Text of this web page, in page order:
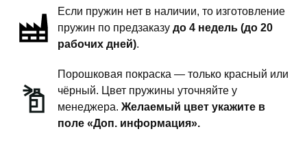
дюйма
комфорт
Если пружин нет в наличии, то изготовление
пружин по предзаказу до 4 недель (до 20
рабочих дней).
Порошковая покраска — только красный или
чёрный. Цвет пружины уточняйте у
менеджера. Желаемый цвет укажите в
поле «Доп. информация».